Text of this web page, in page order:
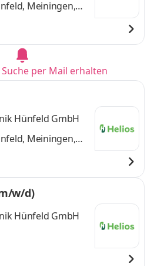
Meiningen,
per Mail erhalten
Hünfeld GmbH
Meiningen,
w/d)
Hünfeld GmbH